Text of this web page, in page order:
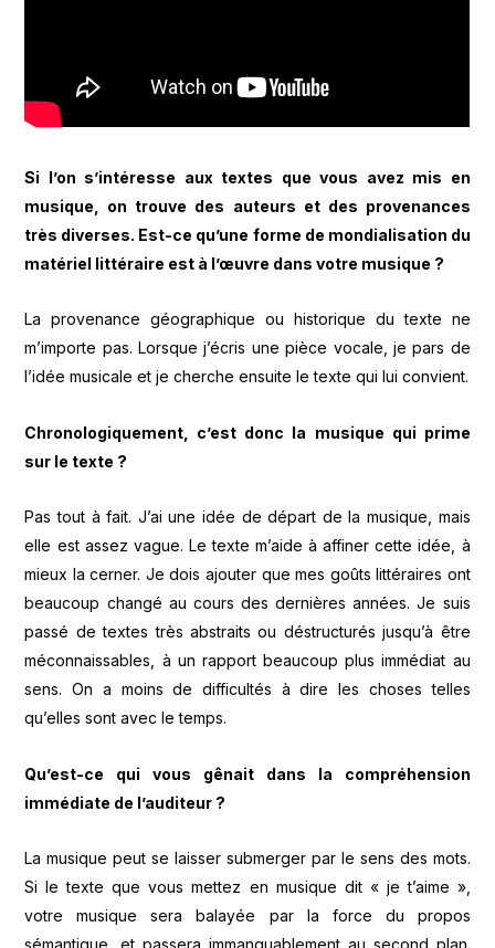
Si l’on s’intéresse aux textes que vous avez mis en
musique, on trouve des auteurs et des provenances
très diverses. Est-ce qu’une forme de mondialisation du
matériel littéraire est à l’œuvre dans votre musique ?
La provenance géographique ou historique du texte ne
m’importe pas. Lorsque j’écris une pièce vocale, je pars de
l’idée musicale et je cherche ensuite le texte qui lui convient.
Chronologiquement, c’est donc la musique qui prime
sur le texte ?
Pas tout à fait. J’ai une idée de départ de la musique, mais
elle est assez vague. Le texte m’aide à affiner cette idée, à
mieux la cerner. Je dois ajouter que mes goûts littéraires ont
beaucoup changé au cours des dernières années. Je suis
passé de textes très abstraits ou déstructurés jusqu’à être
méconnaissables, à un rapport beaucoup plus immédiat au
sens. On a moins de difficultés à dire les choses telles
qu’elles sont avec le temps.
Qu’est-ce qui vous gênait dans la compréhension
immédiate de l’auditeur ?
La musique peut se laisser submerger par le sens des mots.
Si le texte que vous mettez en musique dit « je t’aime »,
votre musique sera balayée par la force du propos